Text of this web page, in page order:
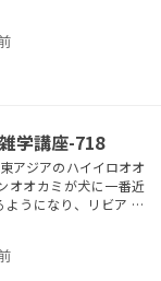
学講座-718
アジアのハイイロオオ
オオカミが犬に一番近
うになり、リビア ヤ
GrとツキノワグマGr